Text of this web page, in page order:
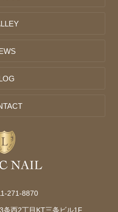
271-8870
西2丁目KT三条ビル1F